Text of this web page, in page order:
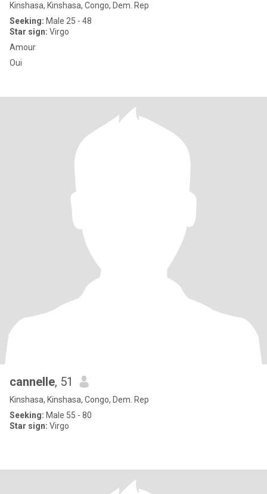
Kinshasa, Kinshasa, Congo, Dem. Rep
Seeking: Male 25 - 48
Star sign: Virgo
Amour
Oui
cannelle, 51
Kinshasa, Kinshasa, Congo, Dem. Rep
Seeking: Male 55 - 80
Star sign: Virgo